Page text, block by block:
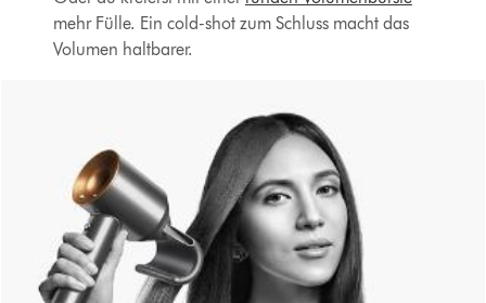
mehr Fülle. Ein cold-shot zum Schluss macht das
Volumen haltbarer.